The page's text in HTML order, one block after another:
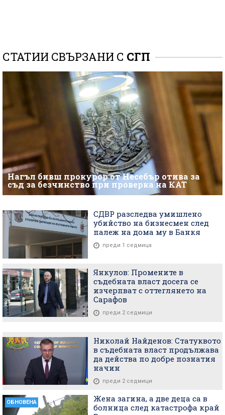
СТАТИИ СВЪРЗАНИ С СГП
Нагъл бивш прокурор от Несебър отива за
съд за безчинство при проверка на КАТ
СДВР разследва умишлено
убийство на бизнесмен след
палеж на дома му в Банкя
преди 1 седмица
Янкулов: Промените в
съдебната власт досега се
изчерпват с оттеглянето на
Сарафов
преди 2 седмици
Николай Найденов: Статуквото
в съдебната власт продължава
да действа по добре познатия
начин
преди 2 седмици
ОБНОВЕНА
Жена загина, а две деца са в
болница след катастрофа край